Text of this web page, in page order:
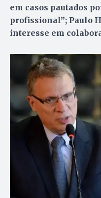
em casos pautados
profissional”; Paulo
interesse em